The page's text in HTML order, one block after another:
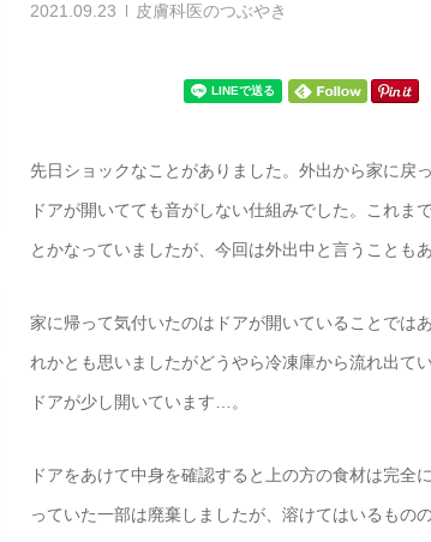
2021.09.23 皮膚科医のつぶやき
先日ショックなことがありました。外出から家に戻
ドアが開いてても音がしない仕組みでした。これ
とかなっていましたが、今回は外出中と言うことも
家に帰って気付いたのはドアが開いていることでは
れかとも思いましたがどうやら冷凍庫から流れ出て
ドアが少し開いています…。
ドアをあけて中身を確認すると上の方の食材は完
っていた一部は廃棄しましたが、溶けてはいるもの